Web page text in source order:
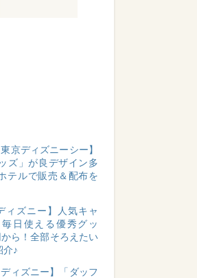
東京ディズニーシー】
ズ」が良デザイン多
テルで販売＆配布を
ィズニー】人気キャ
日使える優秀グッ
ら！全部そろえたい
介♪
ディズニー】「ダッフ